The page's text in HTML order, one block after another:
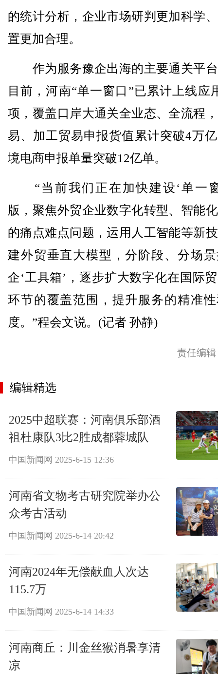
的统计分析，企业市场研判更加科学
置更加合理。
作为服务豫企出海的主要通关平
目前，河南“单一窗口”已累计上线应
项，覆盖口岸大通关全业态、全流程
易、加工贸易申报货值累计突破4万
境电商申报单量突破12亿单。
“当前我们正在加快建设‘单一窗
版，聚焦外贸企业数字化转型、智能
的痛点难点问题，运用人工智能等新
建外贸垂直大模型，分阶段、分场
企‘工具箱’，逐步扩大数字化在国际
环节的覆盖范围，提升服务的精准
度。”程会文说。(记者 孙静)
责任编
编辑精选
2025中超联赛：河南俱乐部酒
祖杜康队3比2胜成都蓉城队
中国新闻网 2025-6-15 12:36
河南省文物考古研究院举办公
众考古活动
中国新闻网 2025-6-14 20:42
河南2024年无偿献血人次达
115.7万
中国新闻网 2025-6-14 14:33
河南商丘：川金丝猴消暑享清
凉